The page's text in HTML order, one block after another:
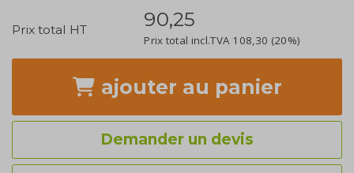
Prix total HT 90,25
Prix total incl.TVA 108,30 (20%)
ajouter au panier
Demander un devis